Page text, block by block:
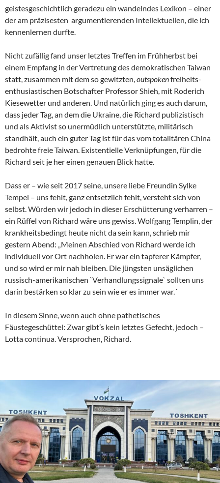
geistesgeschichtlich geradezu ein wandelndes Lexikon – einer
der am präzisesten argumentierenden Intellektuellen, die ich
kennenlernen durfte.
Nicht zufällig fand unser letztes Treffen im Frühherbst bei
einem Empfang in der Vertretung des demokratischen Taiwan
statt, zusammen mit dem so gewitzten,outspokenfreiheits-
enthusiastischen Botschafter Professor Shieh, mit Roderich
Kiesewetter und anderen. Und natürlich ging es auch darum,
dass jeder Tag, an dem die Ukraine, die Richard publizistisch
und als Aktivist so unermüdlich unterstützte, militärisch
standhält, auch ein guter Tag ist für das vom totalitären China
bedrohte freie Taiwan. Existentielle Verknüpfungen, für die
Richard seit je her einen genauen Blick hatte.
Dass er – wie seit 2017 seine, unsere liebe Freundin Sylke
Tempel – uns fehlt, ganz entsetzlich fehlt, versteht sich von
selbst. Würden wir jedoch in dieser Erschütterung verharren –
ein Rüffel von Richard wäre uns gewiss. Wolfgang Templin, der
krankheitsbedingt heute nicht da sein kann, schrieb mir
gestern Abend: „Meinen Abschied von Richard werde ich
individuell vor Ort nachholen. Er war ein tapferer Kämpfer,
und so wird er mir nah bleiben. Die jüngsten unsäglichen
russisch-amerikanischen `Verhandlungssignale` sollten uns
darin bestärken so klar zu sein wie er es immer war.´
In diesem Sinne, wenn auch ohne pathetisches
Fäustegeschüttel: Zwar gibt’s kein letztes Gefecht, jedoch –
Lotta continua. Versprochen, Richard.